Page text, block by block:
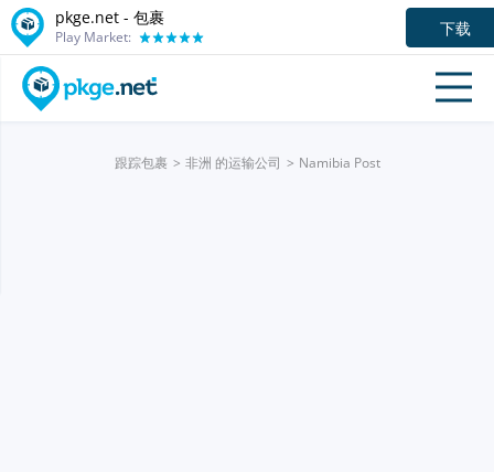
pkge.net - 包裹
Play Market: 下载
跟踪包裹 非洲 的运输公司 Namibia Post